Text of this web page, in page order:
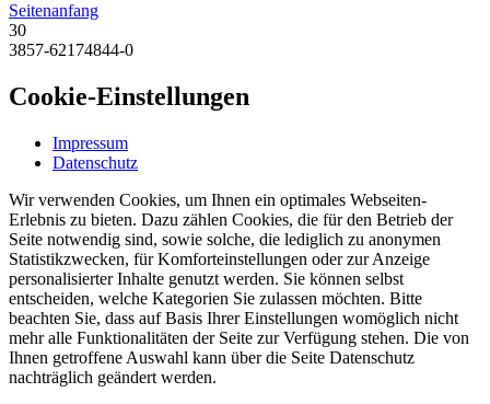
Seitenanfang
30
3857-62174844-0
Cookie-Einstellungen
Impressum
Datenschutz
Wir verwenden Cookies, um Ihnen ein optimales Webseiten-
Erlebnis zu bieten. Dazu zählen Cookies, die für den Betrieb der
Seite notwendig sind, sowie solche, die lediglich zu anonymen
Statistikzwecken, für Komforteinstellungen oder zur Anzeige
personalisierter Inhalte genutzt werden. Sie können selbst
entscheiden, welche Kategorien Sie zulassen möchten. Bitte
beachten Sie, dass auf Basis Ihrer Einstellungen womöglich nicht
mehr alle Funktionalitäten der Seite zur Verfügung stehen. Die von
Ihnen getroffene Auswahl kann über die Seite Datenschutz
nachträglich geändert werden.